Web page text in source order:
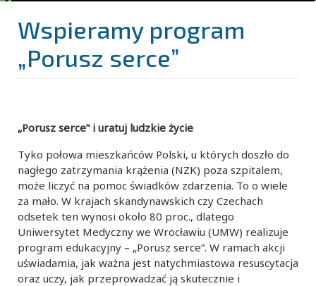
Wspieramy program
„Porusz serce”
„Porusz serce” i uratuj ludzkie życie
Tyko połowa mieszkańców Polski, u których doszło do
nagłego zatrzymania krążenia (NZK) poza szpitalem,
może liczyć na pomoc świadków zdarzenia. To o wiele
za mało. W krajach skandynawskich czy Czechach
odsetek ten wynosi około 80 proc., dlatego
Uniwersytet Medyczny we Wrocławiu (UMW) realizuje
program edukacyjny – „Porusz serce”. W ramach akcji
uświadamia, jak ważna jest natychmiastowa resuscytacja
oraz uczy, jak przeprowadzać ją skutecznie i